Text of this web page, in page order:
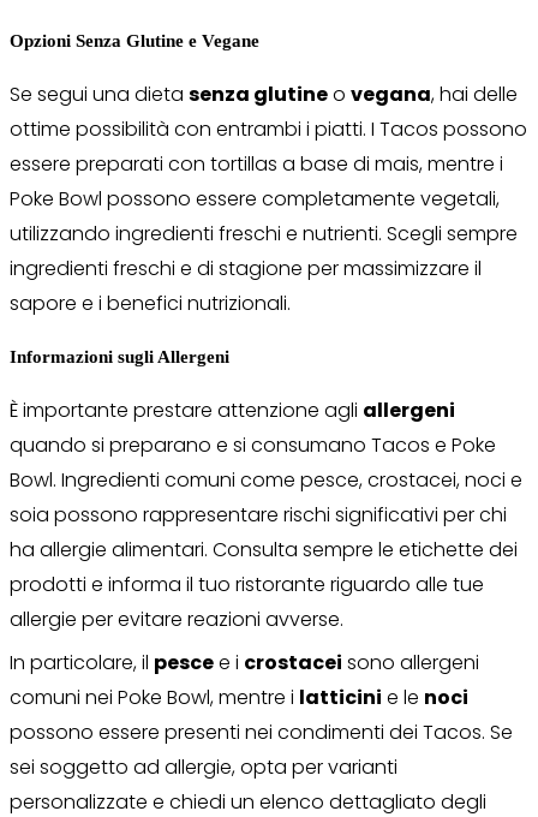
Opzioni Senza Glutine e Vegane
Se segui una dieta senza glutineo vegana, hai delle
ottime possibilità con entrambi i piatti. I Tacos possono
essere preparati con tortillas a base di mais, mentre i
Poke Bowl possono essere completamente vegetali,
utilizzando ingredienti freschi e nutrienti. Scegli sempre
ingredienti freschi e di stagione per massimizzare il
sapore e i benefici nutrizionali.
Informazioni sugli Allergeni
È importante prestare attenzione agli allergeni
quando si preparano e si consumano Tacos e Poke
Bowl. Ingredienti comuni come pesce, crostacei, noci e
soia possono rappresentare rischi significativi per chi
ha allergie alimentari. Consulta sempre le etichette dei
prodotti e informa il tuo ristorante riguardo alle tue
allergie per evitare reazioni avverse.
In particolare, il pescee i crostacei sono allergeni
comuni nei Poke Bowl, mentre i latticini e le noci
possono essere presenti nei condimenti dei Tacos. Se
sei soggetto ad allergie, opta per varianti
personalizzate e chiedi un elenco dettagliato degli